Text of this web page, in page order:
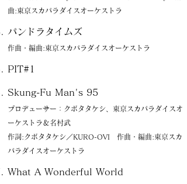
曲:東京スカパラダイスオーケストラ
パンドラタイムズ
作曲・編曲:東京スカパラダイスオーケストラ
PIT#1
Skung-Fu Man's 95
プロデューサー：クボタタケシ、東京スカパラダイスオ
ーケストラ＆名村武
作詞:クボタタケシ／KURO-OVI 作曲・編曲:東京スカ
パラダイスオーケストラ
What A Wonderful World